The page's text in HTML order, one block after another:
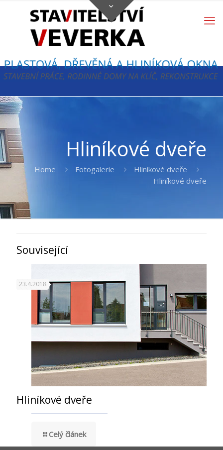
Hliníkové dveře
Home Fotogalerie
Hliníkové dveře
Hliníkové dveře
Související
23.4.2018
Hliníkové dveře
Celý článek